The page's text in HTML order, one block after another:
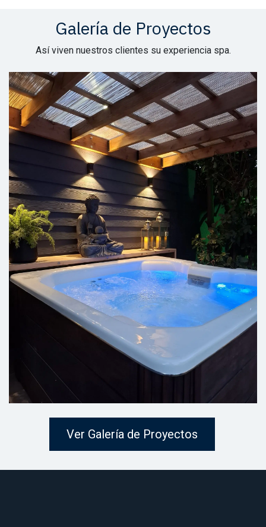
Galería de Proyectos
Así viven nuestros clientes su experiencia spa.
Ver Galería de Proyectos